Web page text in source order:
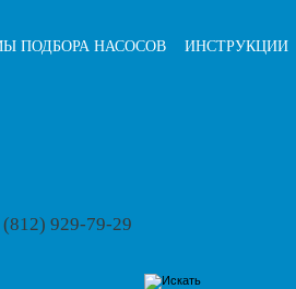
ПОДБОРА НАСОСОВ ИНСТРУКЦИИ
929-79-29